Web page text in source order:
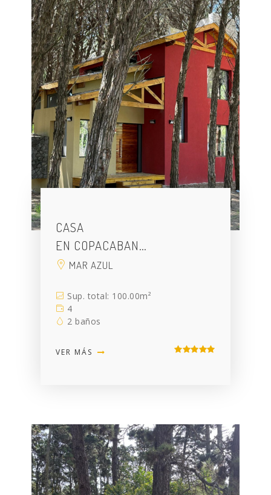
CASA
EN COPACABAN…
MAR AZUL
Sup. total: 100.00m²
4
2 baños
VER MÁS